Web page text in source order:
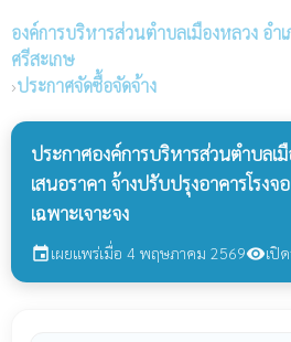
องค์การบริหารส่วนตำบลเมืองหลวง อำ
ศรีสะเกษ
›ประกาศจัดซื้อจัดจ้าง
ประกาศองค์การบริหารส่วนตำบลเมื
เสนอราคา จ้างปรับปรุงอาคารโรงจ
เฉพาะเจาะจง
eventเผยแพร่เมื่อ 4 พฤษภาคม 2569visibilityเปิ